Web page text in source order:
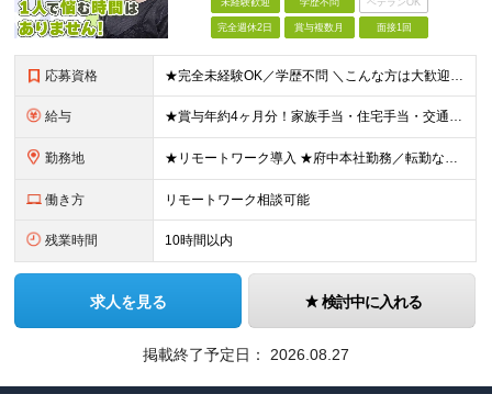
未経験歓迎 学歴不問 ベテランOK
完全週休2日 賞与複数月 面接1回
応募資格 ★完全未経験OK／学歴不問 ＼こんな方は大歓迎です／ ■安心できる環境でITデビューしたい方 ■手に職をつけて、安定した働き方を叶えたい方 ■案件は先輩と一緒に参画したい方 ■大手案件を手がけるスキ
給与 ★賞与年約4ヶ月分！家族手当・住宅手当・交通費全額支給など好待遇を完備！ 【各種手当について】 ・家族手当（扶養2万円／月、子5000円／月※2人目以降も同様） ・単身社宅制度（一律支給の住宅手当と
勤務地 ★リモートワーク導入 ★府中本社勤務／転勤なし ★自社内開発が中心 ※フルリモート非推奨、完全在宅ワーク非推奨 府中本社もしくはプロジェクト先（東京、神奈川など） 【本社】東京都府中市晴見町2丁目
働き方 リモートワーク相談可能
残業時間 10時間以内
求人を見る 検討中に入れる
掲載終了予定日： 2026.08.27